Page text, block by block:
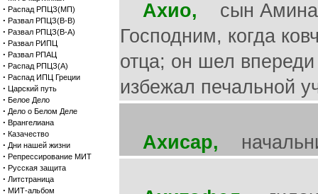
· Распад РПЦЗ(МП)
· Развал РПЦЗ(В-В)
· Развал РПЦЗ(В-А)
· Развал РИПЦ
· Развал РПАЦ
· Распад РПЦЗ(А)
· Распад ИПЦ Греции
· Царский путь
· Белое Дело
· Дело о Белом Деле
· Врангелиана
· Казачество
· Дни нашей жизни
· Репрессирование МИТ
· Русская защита
· Литстраница
· МИТ-альбом
Ахио, сын
Господним, когда
отца; он шел впереди
избежал печальной
Ахисар,